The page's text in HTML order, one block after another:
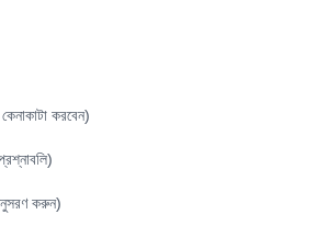
করবেন)
করুন)